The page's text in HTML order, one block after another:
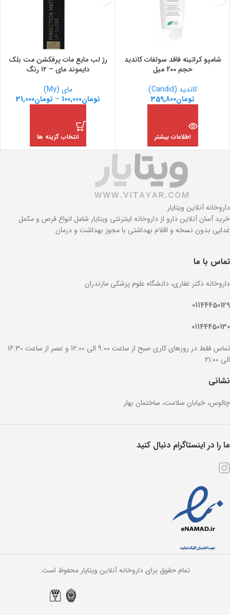
شامپو کراتینه فاقد سولفات کاندید
حجم 200 میل
کاندید (Candid)
تومان359,800
اطلاعات بیشتر
رژ لب مایع مات پرفکشن مت بلک
دایموند مای – ۱۲ رنگ
مای (My)
تومان100,000
– تومان31,000
انتخاب گزینه ها
داروخانه آنلاین ویتایار
خرید آسان آنلاین دارو از داروخانه اینترنتی ویتایار شامل انواع قرص و مکمل
غدایی بدون نسخه و اقلام بهداشتی با مجوز بهداشت و درمان
تماس با ما
داروخانه دکتر غفاری، دانشگاه علوم پزشکی مازندران
01144450129
01144450130
تماس فقط در روزهای کاری صبح از ساعت 9:00 الی 12:00 و عصر از ساعت 16:30
الی 21:00
نشانی
چالوس، خیابان سلامت، ساختمان بهار
ما را در اینستاگرام دنبال کنید
تمام حقوق برای داروخانه آنلاین ویتایار محفوظ است.